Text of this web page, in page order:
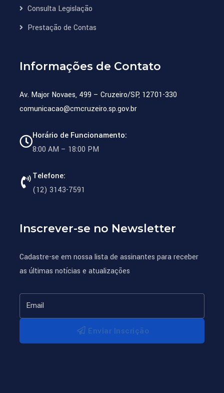
Consulta Legislação
Prestação de Contas
Informações de Contato
Av. Major Novaes, 499 – Cruzeiro/SP, 12701-330
comunicacao@cmcruzeiro.sp.gov.br
Horário de Funcionamento:
8:00 AM – 18:00 PM
Telefone:
(12) 3143-7591
Inscrever-se no Newsletter
Cadastre-se em nossa lista de assinantes para receber
as últimas notícias e atualizações
Enviar Inscrição